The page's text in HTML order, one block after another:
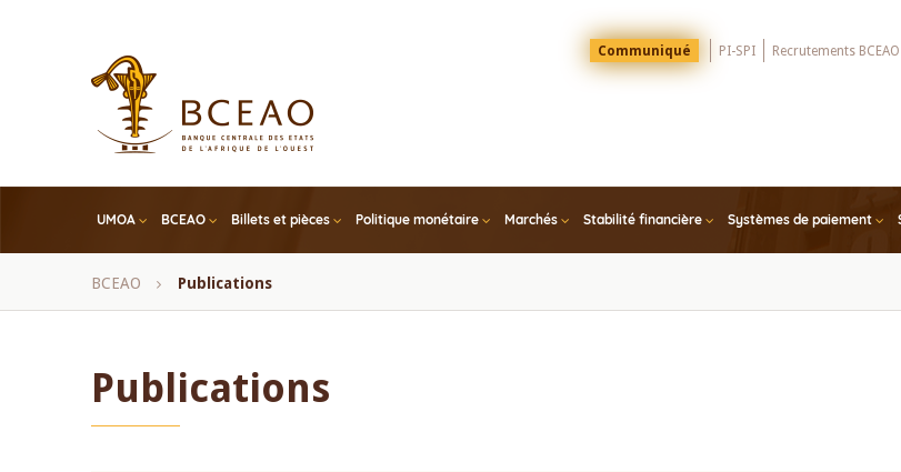
Menu
Top
Communiqué PI-SPI Recrutements BCEAO
UMOA BCEAO Billets et pièces Politique monétaire Marchés Stabilité financière Systèmes de paiement
Fil
BCEAO Publications
Publications